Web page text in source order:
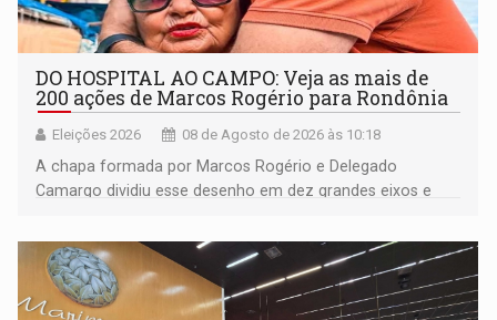
DO HOSPITAL AO CAMPO: Veja as mais de
200 ações de Marcos Rogério para Rondônia
Eleições 2026 08 de Agosto de 2026 às 10:18
A chapa formada por Marcos Rogério e Delegado
Camargo dividiu esse desenho em dez grandes eixos e